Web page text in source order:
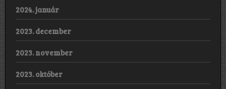
2024. január
2023. december
2023. november
2023. október